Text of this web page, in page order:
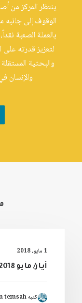
ينتظر المركز من
الوقوف إلى
بالعملة الصعبة
لتعزيز قدرته على
والبحثية
والإنسان
1 مايو، 2018
أيار/ مايو 2018
كتبه hussein temsah